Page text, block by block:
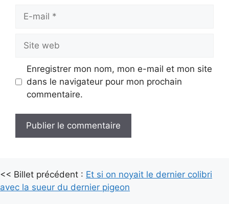
mail
web
Enregistrer mon nom, mon e-mail et mon site
dans le navigateur pour mon prochain
commentaire.
t
e
<< Billet précédent : Et si on noyait le dernier colibri
avec la sueur du dernier pigeon